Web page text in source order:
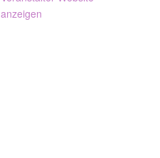
anzeigen